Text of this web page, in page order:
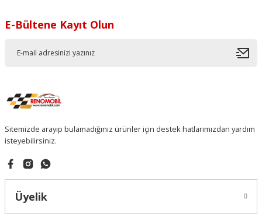
E-Bültene Kayıt Olun
Sitemizde arayıp bulamadığınız ürünler için destek hatlarımızdan yardım
isteyebilirsiniz.
Üyelik